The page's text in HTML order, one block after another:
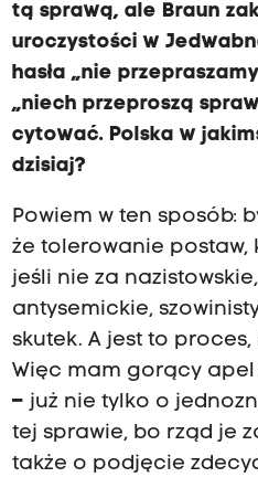
tą sprawą, ale Braun
uroczystości w
hasła „nie
„niech przeproszą
cytować. Polska w
dzisiaj?
Powiem w ten sposób:
że tolerowanie postaw,
jeśli nie za
antysemickie,
skutek. A jest to
Więc mam gorący
– już nie tylko o
tej sprawie, bo rząd je
także o podjęcie